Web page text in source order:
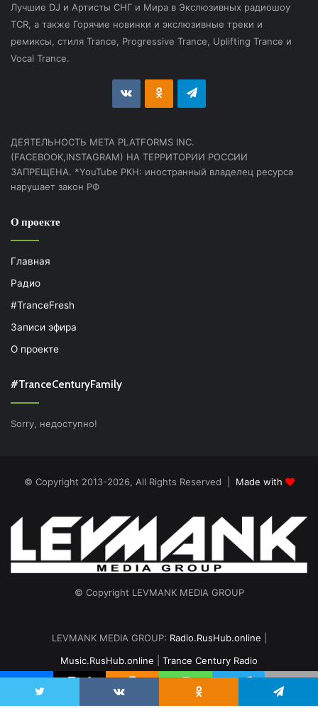
Лучшие DJ и Артисты СНГ и Мира в Экслюзивных радиошоу
TCR, а также Горячие новинки и экслюзивные треки и
ремиксы, стиля Trance, Progressive Trance, Uplifting Trance и
Vocal Trance.
vk.com Odnoklassniki
Telegram
ДЕЯТЕЛЬНОСТЬ МЕТА PLATFORMS INC.
(FACEBOOK,INSTAGRAM) НА ТЕРРИТОРИИ РОССИИ
ЗАПРЕЩЕНА. *YouTube РКН: иностранный владелец ресурса
нарушает закон РФ
О проекте
Главная
Радио
#TranceFresh
Записи эфира
О проекте
#TranceCenturyFamily
Sorry, недоступно!
© Copyright 2013-2026, All Rights Reserved | Made with
© Copyright LEVMANK MEDIA GROUP
LEVMANK MEDIA GROUP: Radio.RusHub.online
Music.RusHub.online
Trance Century Radio